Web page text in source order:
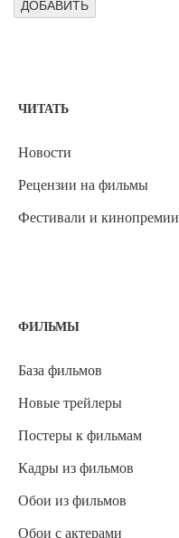
ЧИТАТЬ
Новости
Рецензии на фильмы
Фестивали и кинопремии
ФИЛЬМЫ
База фильмов
Новые трейлеры
Постеры к фильмам
Кадры из фильмов
Обои из фильмов
Обои с актерами